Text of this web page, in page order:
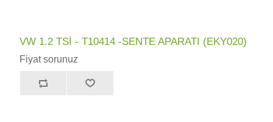
VW 1.2 TSİ - T10414 -SENTE APARATI (EKY020)
Fiyat sorunuz